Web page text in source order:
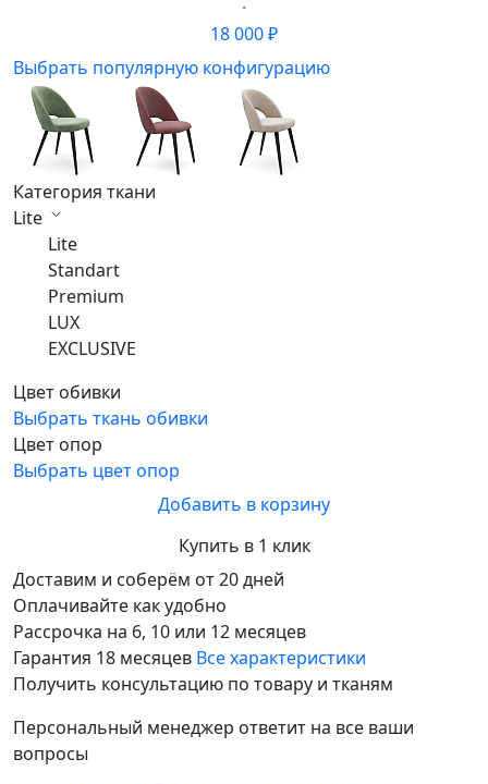
·
18 000 ₽
Выбрать популярную конфигурацию
Категория ткани
Lite
Lite
Standart
Premium
LUX
EXCLUSIVE
Цвет обивки
Выбрать ткань обивки
Цвет опор
Выбрать цвет опор
Добавить в корзину
Купить в 1 клик
Доставим и соберём от 20 дней
Оплачивайте как удобно
Рассрочка на 6, 10 или 12 месяцев
Гарантия 18 месяцев Все характеристики
Получить консультацию по товару и тканям
Персональный менеджер ответит на все ваши
вопросы